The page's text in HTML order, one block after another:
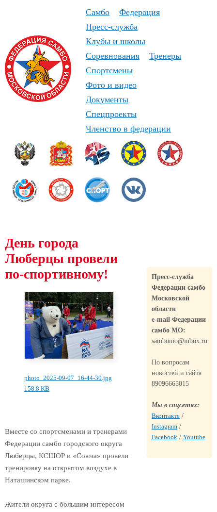
Самбо
Федерация
Пресс-служба
Клубы и школы
Соревнования
Тренеры
Спортсмены
Фото и видео
Документы
Спецпроекты
Членство в федерации
День города
Люберцы провели
по-спортивному!
photo_2025-09-07_16-44-30.jpg
158.8 KB
Вместе со спортсменами и тренерами
Федерации самбо городского округа
Люберцы, КСШОР и «Союза» провели
тренировку на открытом воздухе в
Наташинском парке.
Жители округа с большим интересом
Пресс-служба
Федерации самбо
Московской
области
e-mail Федерации
самбо МО:
sambomo@inbox.ru
По вопросам
новостей и сайта
89096665015
Мы в соцсетях:
Вконтакте /
Instagram /
Facebook / Youtube